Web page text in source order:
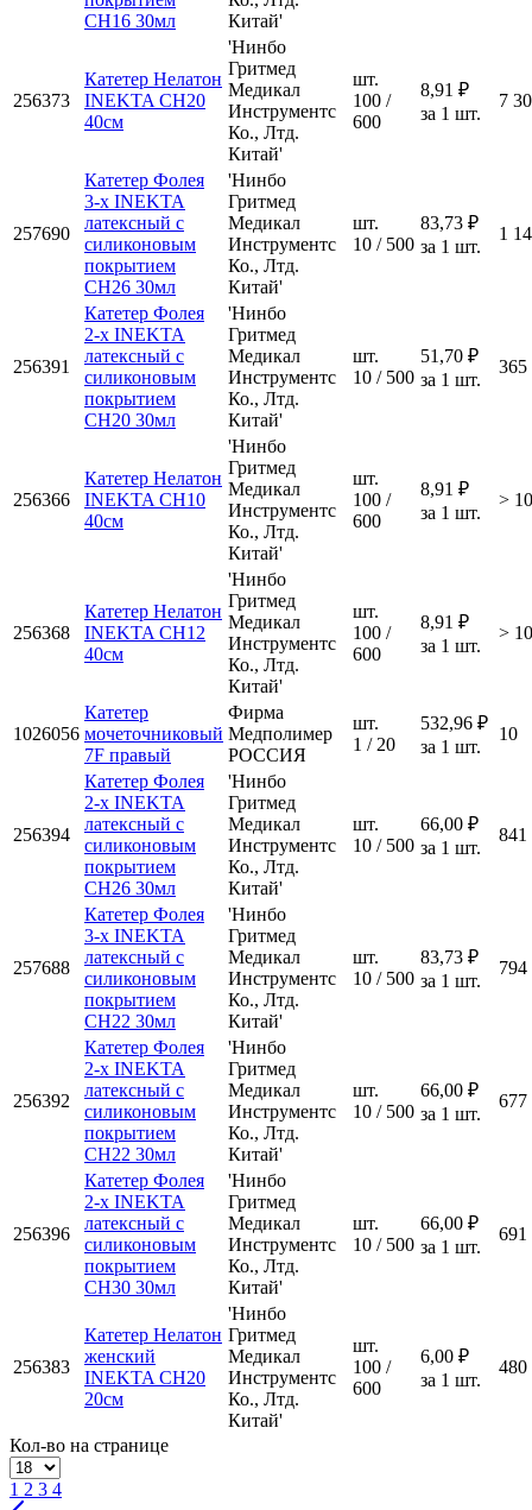
CH16 30мл
Китай'
256373
Катетер Нелатон
INEKTA CH20
40см
'Нинбо
Гритмед
Медикал
Инструментс
Ко., Лтд.
Китай'
шт.
100 /
600
8,91 ₽
за 1 шт.
7
257690
Катетер Фолея
3-х INEKTA
латексный с
силиконовым
покрытием
CH26 30мл
'Нинбо
Гритмед
Медикал
Инструментс
Ко., Лтд.
Китай'
шт.
10 / 500
83,73 ₽
за 1 шт.
1
256391
Катетер Фолея
2-х INEKTA
латексный с
силиконовым
покрытием
CH20 30мл
'Нинбо
Гритмед
Медикал
Инструментс
Ко., Лтд.
Китай'
шт.
10 / 500
51,70 ₽
за 1 шт.
365
256366
Катетер Нелатон
INEKTA CH10
40см
'Нинбо
Гритмед
Медикал
Инструментс
Ко., Лтд.
Китай'
шт.
100 /
600
8,91 ₽
за 1 шт.
>
256368
Катетер Нелатон
INEKTA CH12
40см
'Нинбо
Гритмед
Медикал
Инструментс
Ко., Лтд.
Китай'
шт.
100 /
600
8,91 ₽
за 1 шт.
>
1026056
Катетер
мочеточниковый
7F правый
Фирма
Медполимер
РОССИЯ
шт.
1 / 20
532,96 ₽
за 1 шт.
10
256394
Катетер Фолея
2-х INEKTA
латексный с
силиконовым
покрытием
CH26 30мл
'Нинбо
Гритмед
Медикал
Инструментс
Ко., Лтд.
Китай'
шт.
10 / 500
66,00 ₽
за 1 шт.
841
257688
Катетер Фолея
3-х INEKTA
латексный с
силиконовым
покрытием
CH22 30мл
'Нинбо
Гритмед
Медикал
Инструментс
Ко., Лтд.
Китай'
шт.
10 / 500
83,73 ₽
за 1 шт.
794
256392
Катетер Фолея
2-х INEKTA
латексный с
силиконовым
покрытием
CH22 30мл
'Нинбо
Гритмед
Медикал
Инструментс
Ко., Лтд.
Китай'
шт.
10 / 500
66,00 ₽
за 1 шт.
677
256396
Катетер Фолея
2-х INEKTA
латексный с
силиконовым
покрытием
CH30 30мл
'Нинбо
Гритмед
Медикал
Инструментс
Ко., Лтд.
Китай'
шт.
10 / 500
66,00 ₽
за 1 шт.
691
256383
Катетер Нелатон
женский
INEKTA CH20
20см
'Нинбо
Гритмед
Медикал
Инструментс
Ко., Лтд.
Китай'
шт.
100 /
600
6,00 ₽
за 1 шт.
480
Кол-во на странице
1 2 3 4